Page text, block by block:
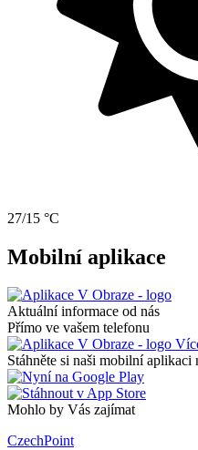
27/15 °C
Mobilní aplikace
Aktuální informace od nás
Přímo ve vašem telefonu
Stáhněte si naši mobilní aplikaci
Mohlo by Vás zajímat
CzechPoint